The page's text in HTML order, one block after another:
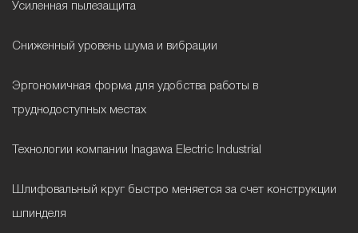
Усиленная пылезащита
Сниженный уровень шума и вибрации
Эргономичная форма для удобства работы в
труднодоступных местах
Технологии компании Inagawa Electric Industrial
Шлифовальный круг быстро меняется за счет конструкции
шпинделя